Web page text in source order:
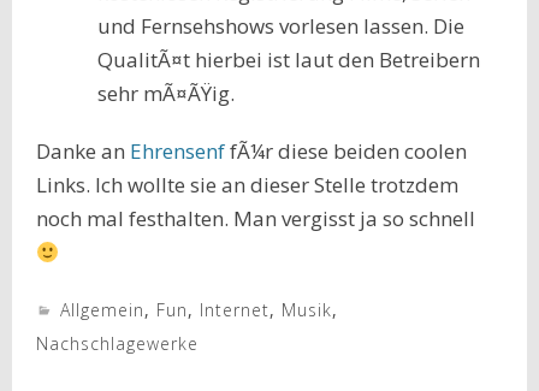
und Fernsehshows vorlesen lassen. Die
QualitÃ¤t hierbei ist laut den Betreibern
sehr mÃ¤ÃŸig.
Danke an EhrensenffÃ¼r diese beiden coolen
Links. Ich wollte sie an dieser Stelle trotzdem
noch mal festhalten. Man vergisst ja so schnell
Allgemein, Fun, Internet, Musik,
Nachschlagewerke